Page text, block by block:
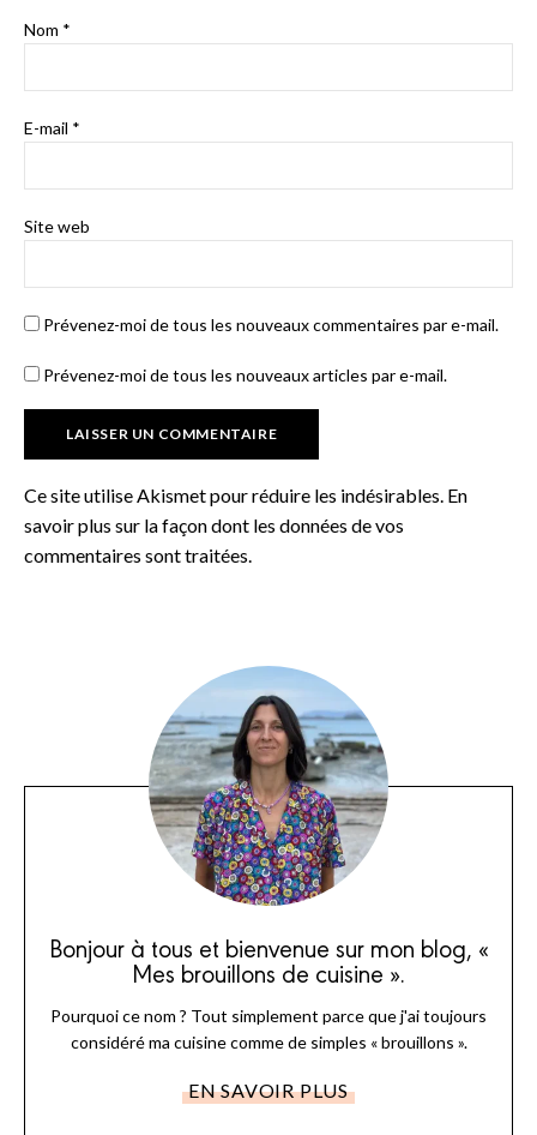
Nom *
E-mail *
Site web
Prévenez-moi de tous les nouveaux commentaires par e-mail.
Prévenez-moi de tous les nouveaux articles par e-mail.
Ce site utilise Akismet pour réduire les indésirables. En
savoir plus sur la façon dont les données de vos
commentaires sont traitées
Bonjour à tous et bienvenue sur mon blog, «
Mes brouillons de cuisine ».
Pourquoi ce nom ? Tout simplement parce que j'ai toujours
considéré ma cuisine comme de simples « brouillons ».
EN SAVOIR PLUS